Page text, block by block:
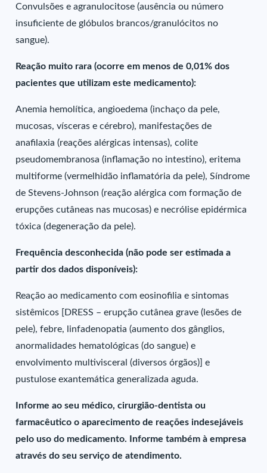
Convulsões e agranulocitose (ausência ou número
insuficiente de glóbulos brancos/granulócitos no
sangue).
Reação muito rara (ocorre em menos de 0,01% dos
pacientes que utilizam este medicamento):
Anemia hemolítica, angioedema (inchaço da pele,
mucosas, vísceras e cérebro), manifestações de
anafilaxia (reações alérgicas intensas), colite
pseudomembranosa (inflamação no intestino), eritema
multiforme (vermelhidão inflamatória da pele), Síndrome
de Stevens-Johnson (reação alérgica com formação de
erupções cutâneas nas mucosas) e necrólise epidérmica
tóxica (degeneração da pele).
Frequência desconhecida (não pode ser estimada a
partir dos dados disponíveis):
Reação ao medicamento com eosinofilia e sintomas
sistêmicos [DRESS – erupção cutânea grave (lesões de
pele), febre, linfadenopatia (aumento dos gânglios,
anormalidades hematológicas (do sangue) e
envolvimento multivisceral (diversos órgãos)] e
pustulose exantemática generalizada aguda.
Informe ao seu médico, cirurgião-dentista ou
farmacêutico o aparecimento de reações indesejáveis
pelo uso do medicamento. Informe também à empresa
através do seu serviço de atendimento.